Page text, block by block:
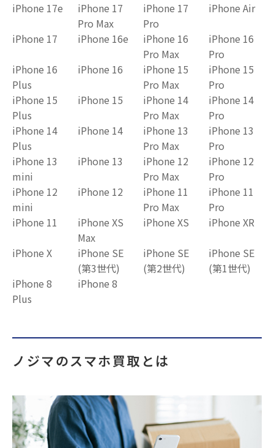
iPhone 17e
iPhone 17
Pro Max
iPhone 17
Pro
iPhone Air
iPhone 17 iPhone 16e
iPhone 16
Pro Max
iPhone 16
Pro
iPhone 16
Plus
iPhone 16
iPhone 15
Pro Max
iPhone 15
Pro
iPhone 15
Plus
iPhone 15
iPhone 14
Pro Max
iPhone 14
Pro
iPhone 14
Plus
iPhone 14
iPhone 13
Pro Max
iPhone 13
Pro
iPhone 13
mini
iPhone 13
iPhone 12
Pro Max
iPhone 12
Pro
iPhone 12
mini
iPhone 12
iPhone 11
Pro Max
iPhone 11
Pro
iPhone 11
iPhone XS
Max
iPhone XS iPhone XR
iPhone X
iPhone SE
(第3世代)
iPhone SE
(第2世代)
iPhone SE
(第1世代)
iPhone 8
Plus
iPhone 8
ノジマのスマホ買取とは